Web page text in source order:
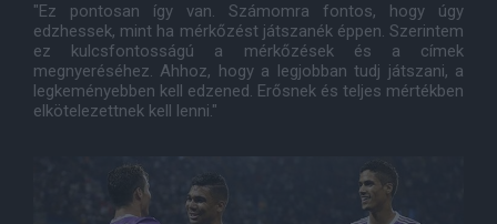
"Ez pontosan így van. Számomra fontos, hogy úgy
edzhessek, mint ha mérkőzést játszanék éppen. Szerintem
ez kulcsfontosságú a mérkőzések és a címek
megnyeréséhez. Ahhoz, hogy a legjobban tudj játszani, a
legkeményebben kell edzened. Erősnek és teljes mértékben
elkötelezettnek kell lenni."